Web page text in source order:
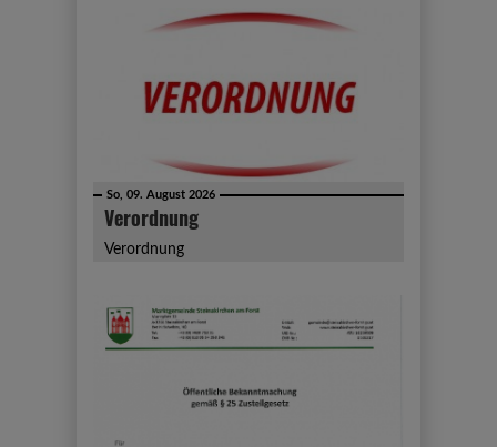
So, 09. August 2026
Verordnung
Verordnung